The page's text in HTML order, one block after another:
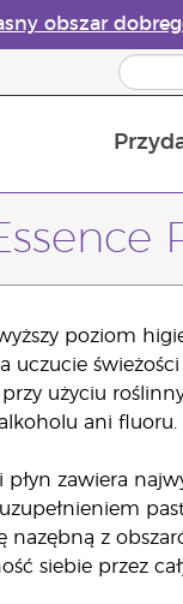
obszar
poziom
uczucie
użyciu
ani fluoru.
płyn zawiera
nazębną z
siebie przez